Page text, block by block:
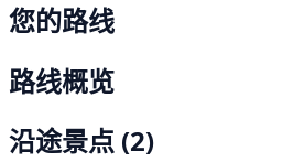
您的路线
路线概览
沿途景点 (2)